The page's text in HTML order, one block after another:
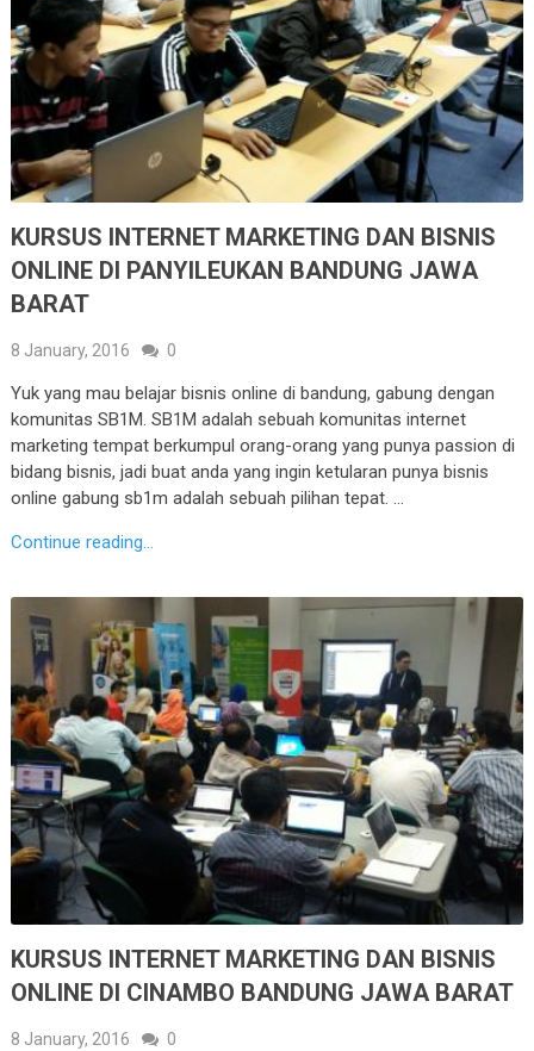
KURSUS INTERNET MARKETING DAN BISNIS
ONLINE DI PANYILEUKAN BANDUNG JAWA
BARAT
8 January, 2016 0
Yuk yang mau belajar bisnis online di bandung, gabung dengan
komunitas SB1M. SB1M adalah sebuah komunitas internet
marketing tempat berkumpul orang-orang yang punya passion di
bidang bisnis, jadi buat anda yang ingin ketularan punya bisnis
online gabung sb1m adalah sebuah pilihan tepat. …
Continue reading...
KURSUS INTERNET MARKETING DAN BISNIS
ONLINE DI CINAMBO BANDUNG JAWA BARAT
8 January, 2016 0